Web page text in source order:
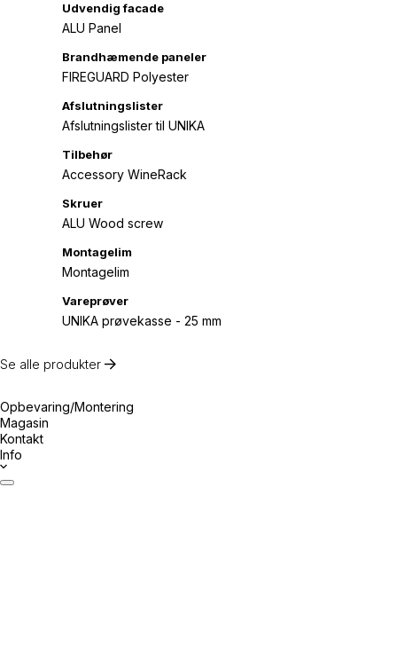
Udvendig facade
ALU Panel
Brandhæmende paneler
FIREGUARD Polyester
Afslutningslister
Afslutningslister til UNIKA
Tilbehør
Accessory WineRack
Skruer
ALU Wood screw
Montagelim
Montagelim
Vareprøver
UNIKA prøvekasse - 25 mm
Se alle produkter
Opbevaring/Montering
Magasin
Kontakt
Info